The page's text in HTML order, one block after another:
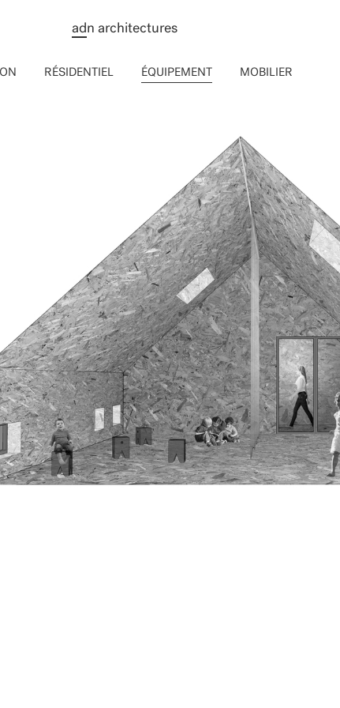
adn architectures
RÉSIDENTIEL ÉQUIPEMENT MOBILIER